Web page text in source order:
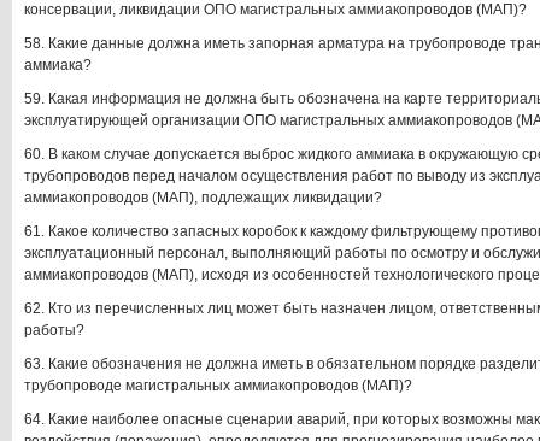
консервации, ликвидации ОПО магистральных аммиакопроводов (МАП)?
58. Какие данные должна иметь запорная арматура на трубопроводе
аммиака?
59. Какая информация не должна быть обозначена на карте
эксплуатирующей организации ОПО магистральных аммиакопроводов
60. В каком случае допускается выброс жидкого аммиака в окружающую
трубопроводов перед началом осуществления работ по выводу из
аммиакопроводов (МАП), подлежащих ликвидации?
61. Какое количество запасных коробок к каждому фильтрующему
эксплуатационный персонал, выполняющий работы по осмотру и
аммиакопроводов (МАП), исходя из особенностей технологического
62. Кто из перечисленных лиц может быть назначен лицом,
работы?
63. Какие обозначения не должна иметь в обязательном порядке
трубопроводе магистральных аммиакопроводов (МАП)?
64. Какие наиболее опасные сценарии аварий, при которых возможны